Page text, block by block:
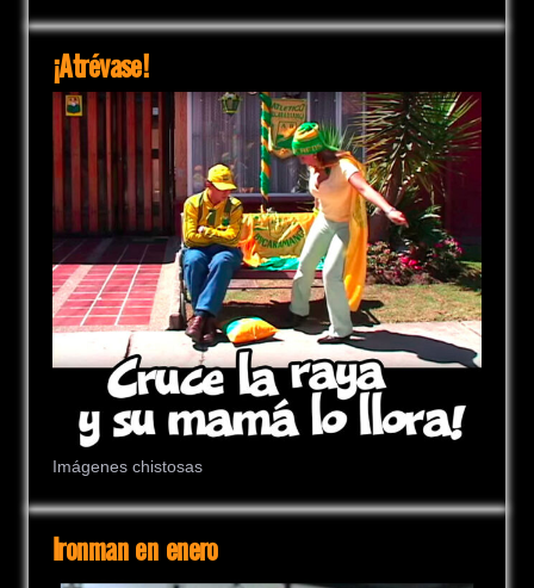
¡Atrévase!
Imágenes chistosas
Ironman en enero